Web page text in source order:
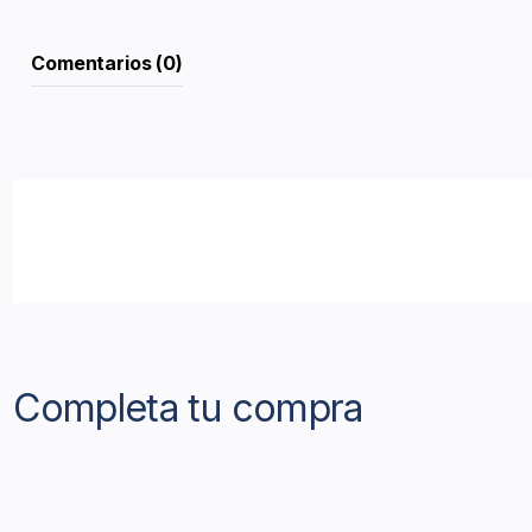
Comentarios (0)
Completa tu compra